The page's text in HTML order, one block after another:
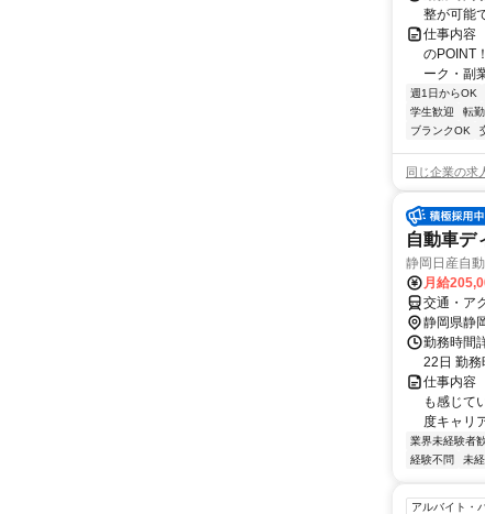
整が可能
仕事内容
のPOINT
ーク・副
週1日からOK
学生歓迎
転勤
ブランクOK
同じ企業の求
自動車デ
静岡日産自
月給
交通・ア
静岡県静
勤務時間
22日 勤
仕事内容
も感じて
度キャリ
業界未経験者
経験不問
未
アルバイト・